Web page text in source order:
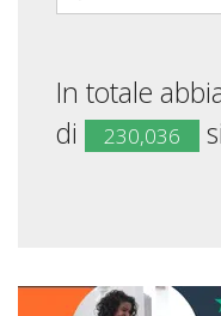
In totale
di
230,036